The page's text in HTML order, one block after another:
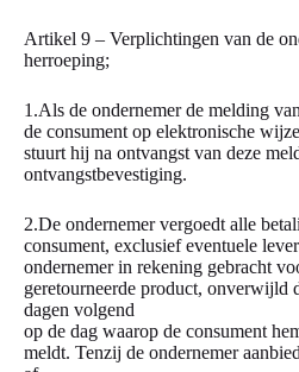
Artikel 9 – Verplichtingen van de
herroeping;
1.Als de ondernemer de melding
de consument op elektronische
stuurt hij na ontvangst van deze
ontvangstbevestiging.
2.De ondernemer vergoedt alle
consument, exclusief eventuele
ondernemer in rekening gebracht
geretourneerde product, onverwijld
dagen volgend
op de dag waarop de consument
meldt. Tenzij de ondernemer